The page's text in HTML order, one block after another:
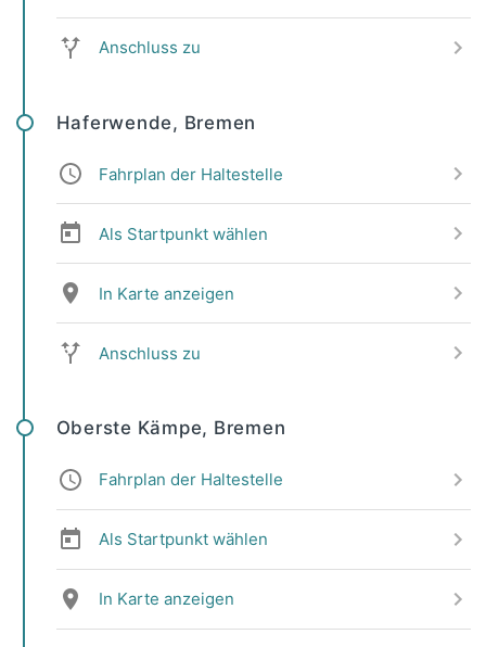
Anschluss zu
Haferwende, Bremen
Fahrplan der Haltestelle
Als Startpunkt wählen
In Karte anzeigen
Anschluss zu
Oberste Kämpe, Bremen
Fahrplan der Haltestelle
Als Startpunkt wählen
In Karte anzeigen